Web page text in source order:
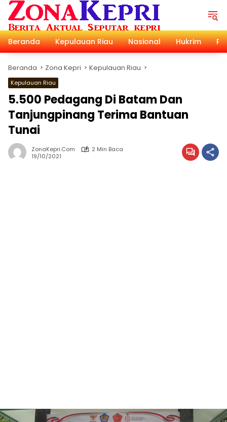
Langsung
konten
Beranda
Kepulauan Riau Nasional Hukrim
Beranda Zona Kepri Kepulauan Riau
Kepulauan Riau
5.500 Pedagang Di Batam Dan
Tanjungpinang Terima Bantuan
Tunai
ZonaKepri.com
2 Min Baca
19/10/2021